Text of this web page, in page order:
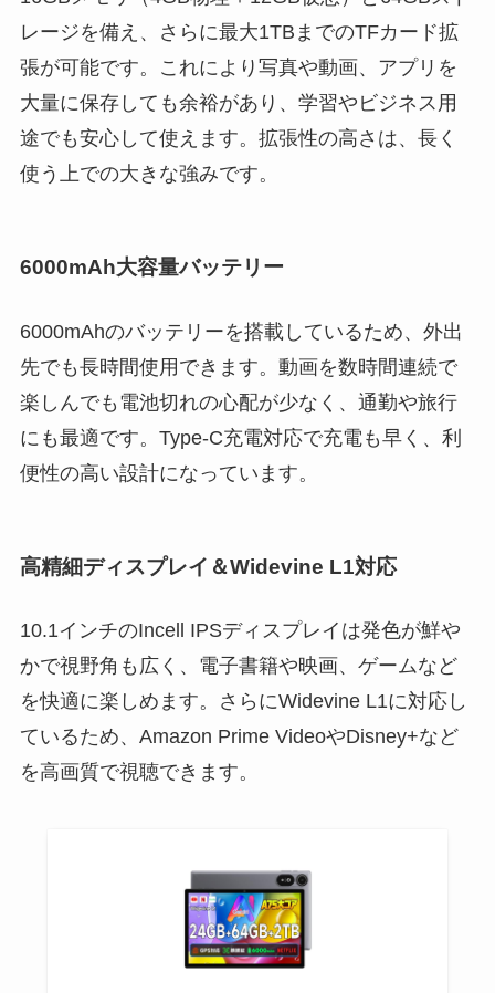
レージを備え、さらに最大1TBまでのTFカード拡
張が可能です。これにより写真や動画、アプリを
大量に保存しても余裕があり、学習やビジネス用
途でも安心して使えます。拡張性の高さは、長く
使う上での大きな強みです。
6000mAh大容量バッテリー
6000mAhのバッテリーを搭載しているため、外出
先でも長時間使用できます。動画を数時間連続で
楽しんでも電池切れの心配が少なく、通勤や旅行
にも最適です。Type-C充電対応で充電も早く、利
便性の高い設計になっています。
高精細ディスプレイ＆Widevine L1対応
10.1インチのIncell IPSディスプレイは発色が鮮や
かで視野角も広く、電子書籍や映画、ゲームなど
を快適に楽しめます。さらにWidevine L1に対応し
ているため、Amazon Prime VideoやDisney+など
を高画質で視聴できます。